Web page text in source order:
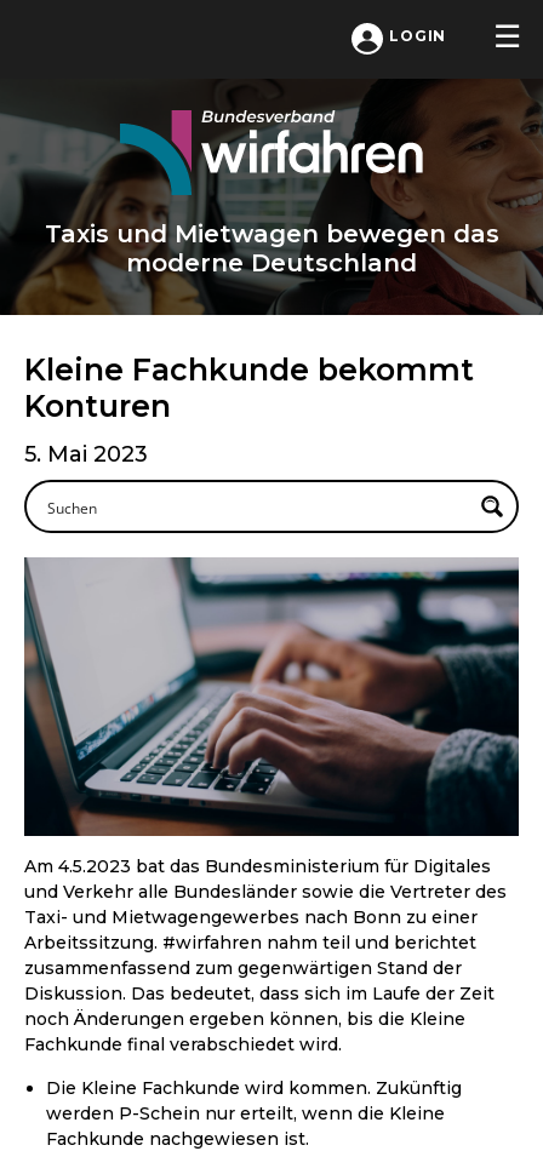
LOGIN
Taxis und Mietwagen bewegen das
moderne Deutschland
Kleine Fachkunde bekommt
Konturen
5. Mai 2023
Am 4.5.2023 bat das Bundesministerium für Digitales
und Verkehr alle Bundesländer sowie die Vertreter des
Taxi- und Mietwagengewerbes nach Bonn zu einer
Arbeitssitzung. #wirfahren nahm teil und berichtet
zusammenfassend zum gegenwärtigen Stand der
Diskussion. Das bedeutet, dass sich im Laufe der Zeit
noch Änderungen ergeben können, bis die Kleine
Fachkunde final verabschiedet wird.
Die Kleine Fachkunde wird kommen. Zukünftig
werden P-Schein nur erteilt, wenn die Kleine
Fachkunde nachgewiesen ist.